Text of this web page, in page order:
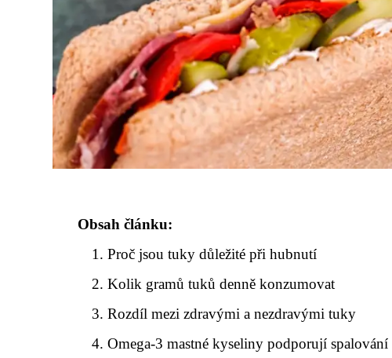
Obsah článku:
Proč jsou tuky důležité při hubnutí
Kolik gramů tuků denně konzumovat
Rozdíl mezi zdravými a nezdravými tuky
Omega-3 mastné kyseliny podporují spalování